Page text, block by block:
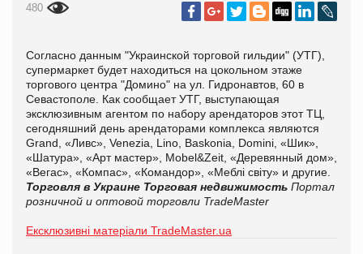
480
Согласно данным "Украинской торговой гильдии" (УТГ),
супермаркет будет находиться на цокольном этаже
торгового центра "Домино" на ул. Гидронавтов, 60 в
Севастополе. Как сообщает УТГ, выступающая
эксклюзивным агентом по набору арендаторов этот ТЦ,
сегодняшний день арендаторами комплекса являются
Grand, «Ливс», Venezia, Lino, Baskonia, Domini, «Шик»,
«Шатура», «Арт мастер», Mobel&Zeit, «Деревянный дом»,
«Вегас», «Компас», «Командор», «Меблі світу» и другие.
Торговля в Украине Торговая недвижимость Портал
розничной и оптовой торговли TradeMaster
Ексклюзивні матеріали TradeMaster.ua